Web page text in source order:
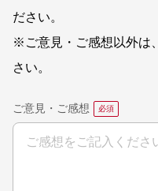
ださい。
※ご意見・ご感想以外は、
さい。
ご意見・ご感想